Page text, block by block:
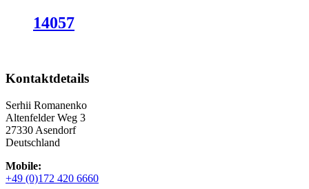
14057
Kontaktdetails
Serhii Romanenko
Altenfelder Weg 3
27330 Asendorf
Deutschland
Mobile:
+49 (0)172 420 6660